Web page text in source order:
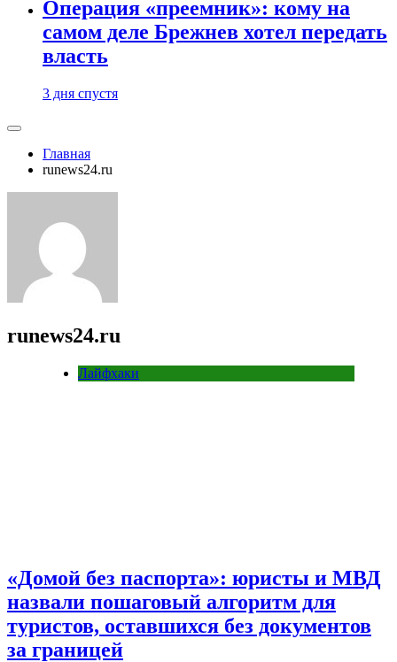
Операция «преемник»: кому на
самом деле Брежнев хотел передать
власть
3 дня спустя
Главная
runews24.ru
runews24.ru
Лайфхаки
«Домой без паспорта»: юристы и МВД
назвали пошаговый алгоритм для
туристов, оставшихся без документов
за границей